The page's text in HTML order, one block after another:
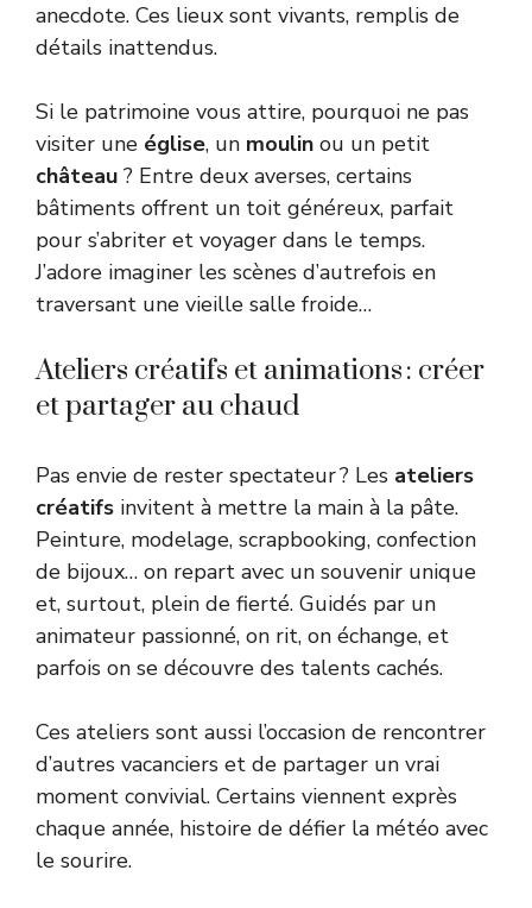
anecdote. Ces lieux sont vivants, remplis de
détails inattendus.
Si le patrimoine vous attire, pourquoi ne pas
visiter une église, un moulin ou un petit
château ? Entre deux averses, certains
bâtiments offrent un toit généreux, parfait
pour s’abriter et voyager dans le temps.
J’adore imaginer les scènes d’autrefois en
traversant une vieille salle froide…
Ateliers créatifs et animations : créer
et partager au chaud
Pas envie de rester spectateur ? Les ateliers
créatifs invitent à mettre la main à la pâte.
Peinture, modelage, scrapbooking, confection
de bijoux… on repart avec un souvenir unique
et, surtout, plein de fierté. Guidés par un
animateur passionné, on rit, on échange, et
parfois on se découvre des talents cachés.
Ces ateliers sont aussi l’occasion de rencontrer
d’autres vacanciers et de partager un vrai
moment convivial. Certains viennent exprès
chaque année, histoire de défier la météo avec
le sourire.